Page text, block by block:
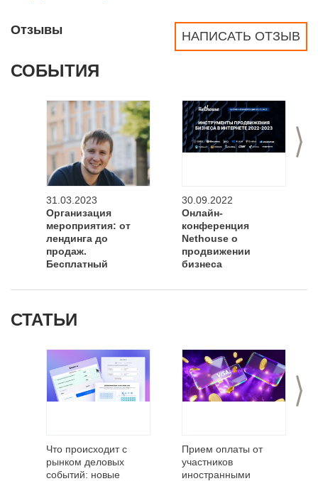
НАПИСАТЬ ОТЗЫВ
Отзывы
СОБЫТИЯ
>
31.03.2023
Организация
мероприятия: от
лендинга до
продаж.
Бесплатный
30.09.2022
Онлайн-
конференция
Nethouse о
продвижении
бизнеса
СТАТЬИ
>
Что происходит с
рынком деловых
событий: новые
Прием оплаты от
участников
иностранными